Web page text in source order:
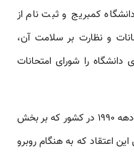
کمبریج و ثبت نام از
و نظارت بر سلامت آن،
دانشگاه را شورای امتحانات
علی رغم بحران اقتصادی و سیاسی فراگیر دهه 1990 در کشور که بر بخش
اعتقاد که به هنگام روبرو